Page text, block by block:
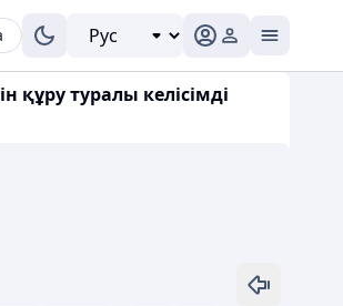
құру туралы келісімді